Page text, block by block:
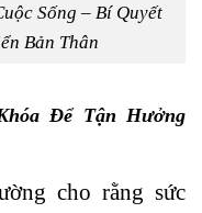
Sống – Bí Quyết
Bản Thân
Để Tận Hưởng
cho rằng sức